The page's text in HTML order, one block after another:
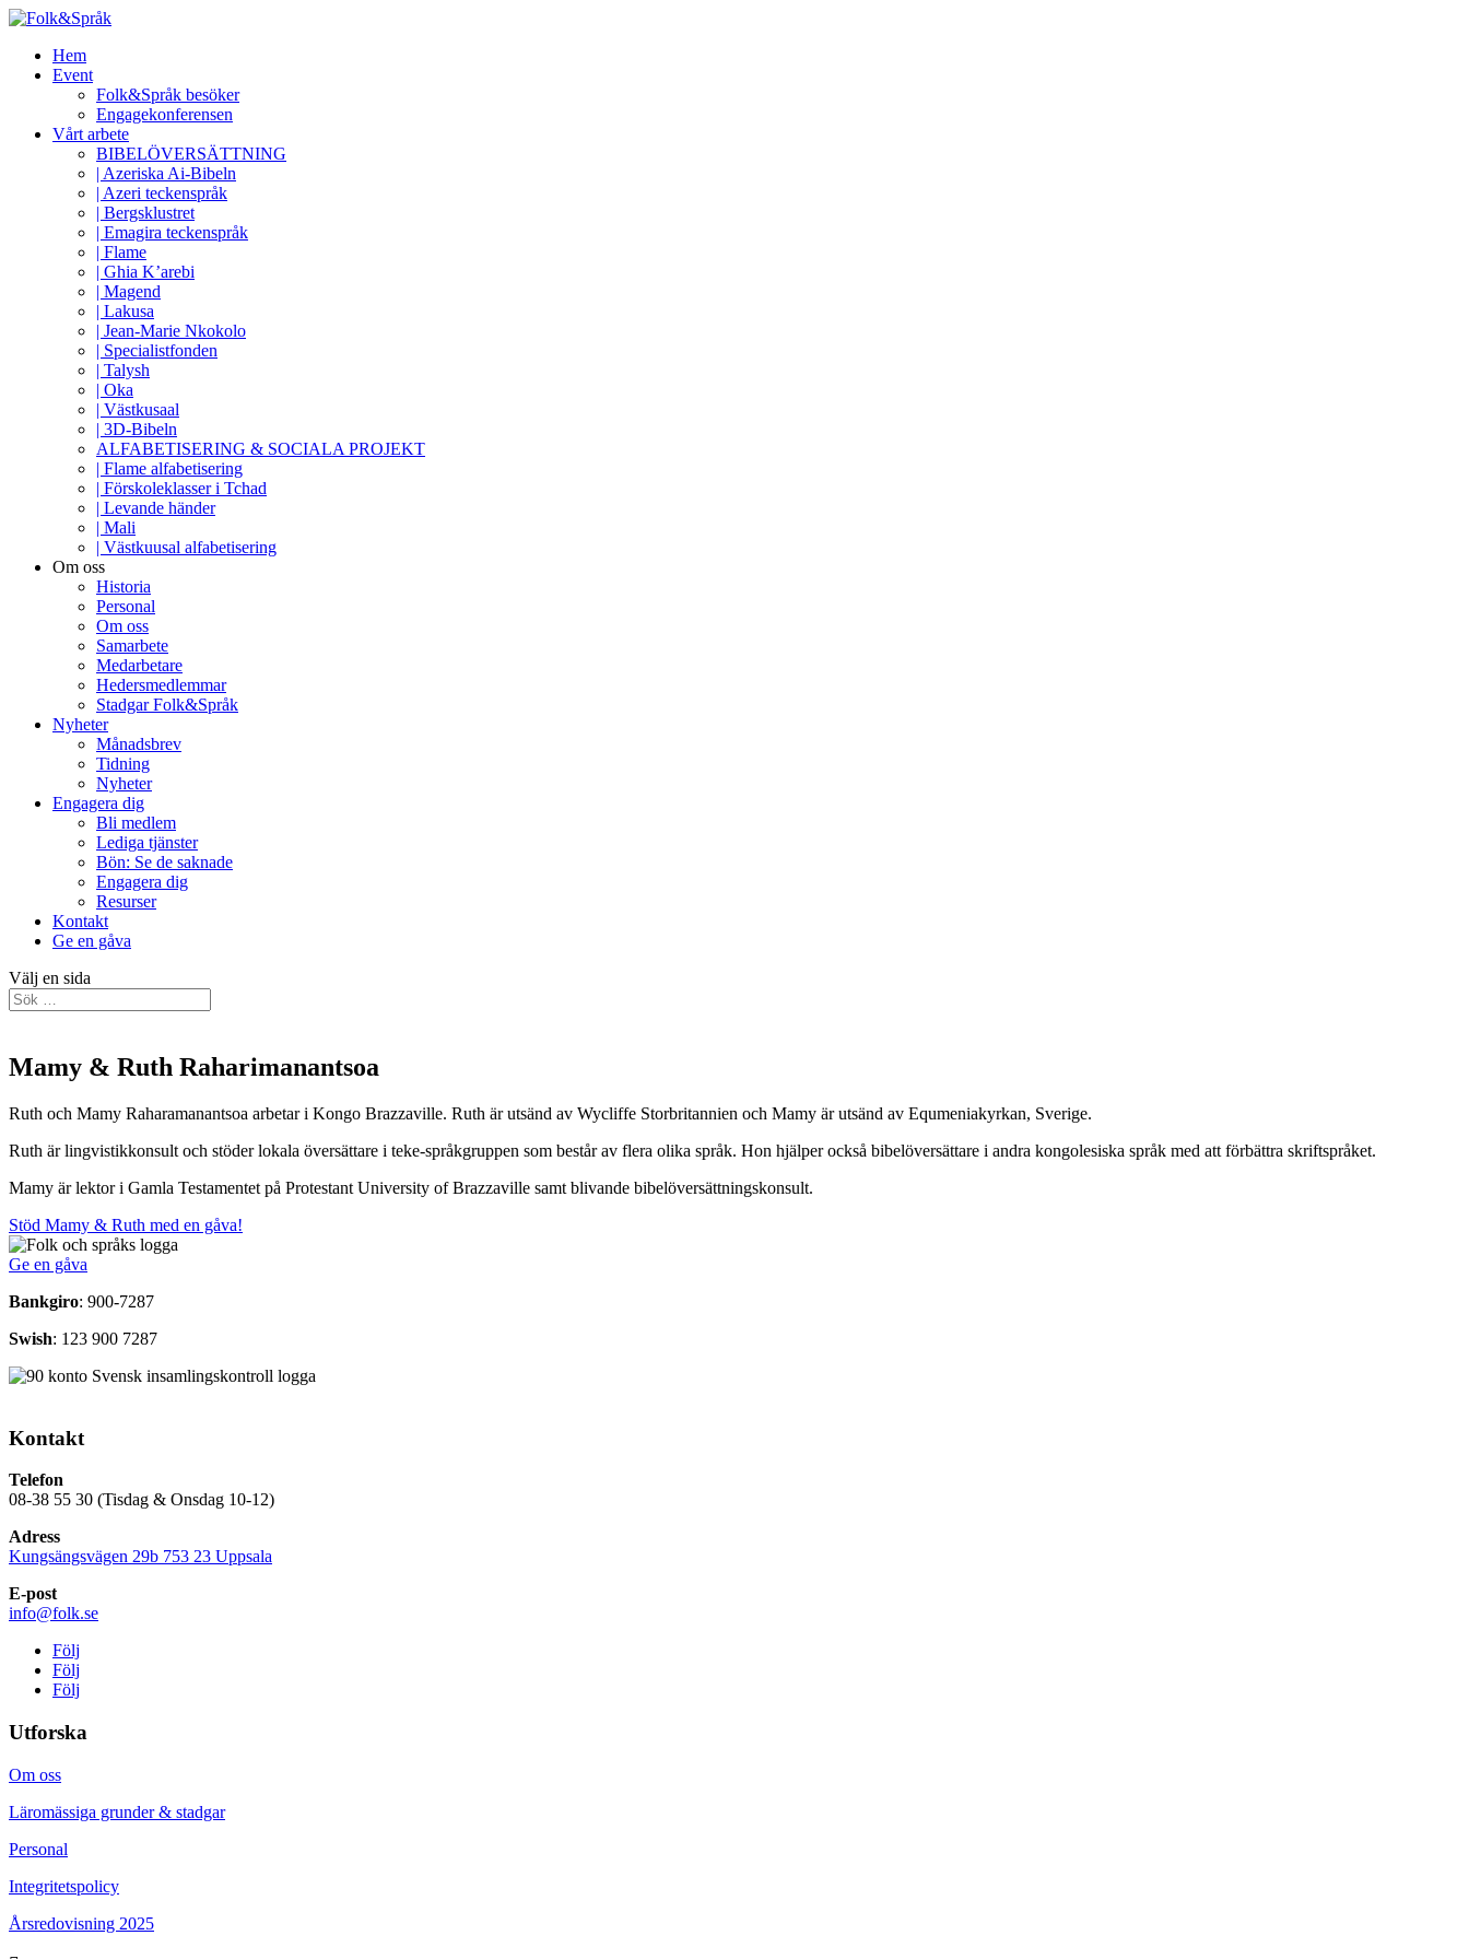
Hem
Event
Folk&Språk besöker
Engagekonferensen
Vårt arbete
BIBELÖVERSÄTTNING
| Azeriska Ai-Bibeln
| Azeri teckenspråk
| Bergsklustret
| Emagira teckenspråk
| Flame
| Ghia K’arebi
| Magend
| Lakusa
| Jean-Marie Nkokolo
| Specialistfonden
| Talysh
| Oka
| Västkusaal
| 3D-Bibeln
ALFABETISERING & SOCIALA PROJEKT
| Flame alfabetisering
| Förskoleklasser i Tchad
| Levande händer
| Mali
| Västkuusal alfabetisering
Om oss
Historia
Personal
Om oss
Samarbete
Medarbetare
Hedersmedlemmar
Stadgar Folk&Språk
Nyheter
Månadsbrev
Tidning
Nyheter
Engagera dig
Bli medlem
Lediga tjänster
Bön: Se de saknade
Engagera dig
Resurser
Kontakt
Ge en gåva
Välj en sida
Mamy & Ruth Raharimanantsoa
Ruth och Mamy Raharamanantsoa arbetar i Kongo Brazzaville. Ruth är utsänd av Wycliffe Storbritannien och Mamy är utsänd av Equmeniakyrkan, Sverige.
Ruth är lingvistikkonsult och stöder lokala översättare i teke-språkgruppen som består av flera olika språk. Hon hjälper också bibelöversättare i andra kongolesiska språk med att förbättra skriftspråket.
Mamy är lektor i Gamla Testamentet på Protestant University of Brazzaville samt blivande bibelöversättningskonsult.
Stöd Mamy & Ruth med en gåva!
Ge en gåva
Bankgiro: 900-7287
Swish: 123 900 7287
Kontakt
Telefon
08-38 55 30 (Tisdag & Onsdag 10-12)
Adress
Kungsängsvägen 29b 753 23 Uppsala
E-post
info@folk.se
Följ
Följ
Följ
Utforska
Om oss
Läromässiga grunder & stadgar
Personal
Integritetspolicy
Årsredovisning 2025